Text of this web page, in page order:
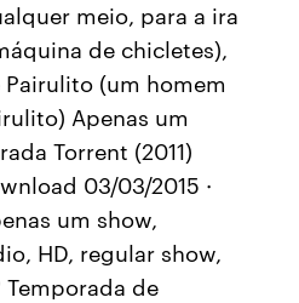
meio, para a ira
de chicletes),
(um homem
Apenas um
Torrent (2011)
03/03/2015 ·
um show,
HD, regular show,
Temporada de